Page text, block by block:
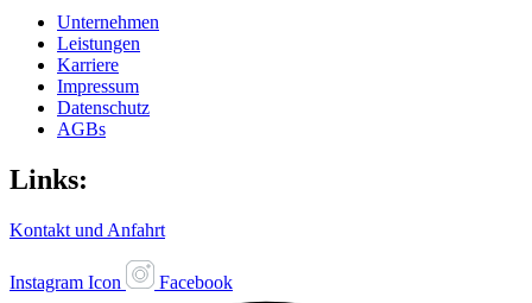
Unternehmen
Leistungen
Karriere
Impressum
Datenschutz
AGBs
Links:
Kontakt und Anfahrt
Instagram Icon Facebook